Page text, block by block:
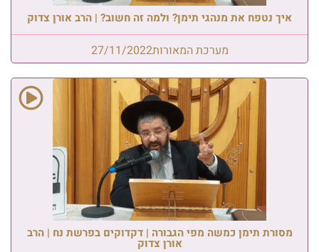
איך נטפח את מנהגי תימן? ולמה זה חשוב? | הרב אורן צדוק
מערכת המאורות27/11/2022
מסורת תימן כמשה מפי הגבורה | דקדוקים בפרשת נח | הרב
אורן צדוק